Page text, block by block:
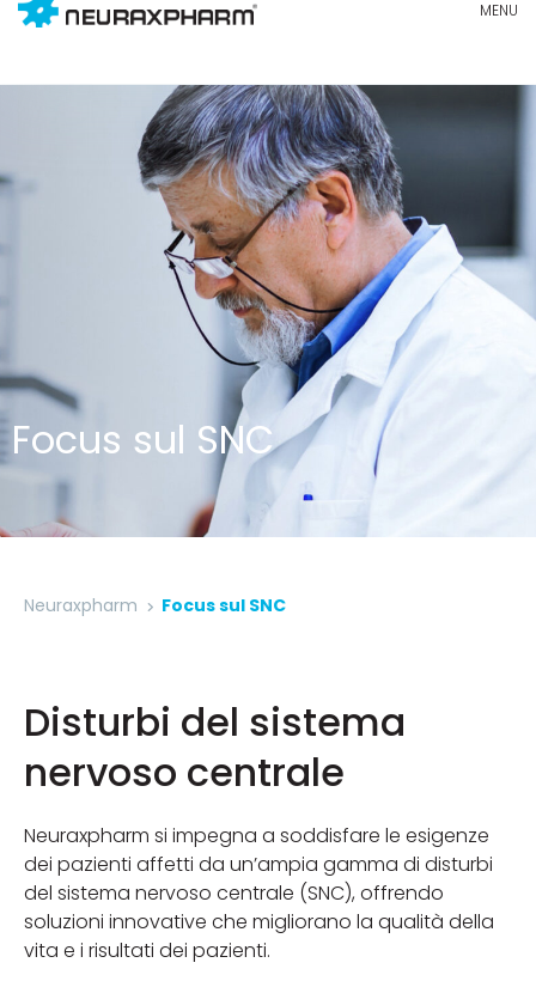
Focus sul SNC
Neuraxpharm Focus sul SNC
Disturbi del sistema
nervoso centrale
Neuraxpharm si impegna a soddisfare le esigenze
dei pazienti affetti da un’ampia gamma di disturbi
del sistema nervoso centrale (SNC), offrendo
soluzioni innovative che migliorano la qualità della
vita e i risultati dei pazienti.